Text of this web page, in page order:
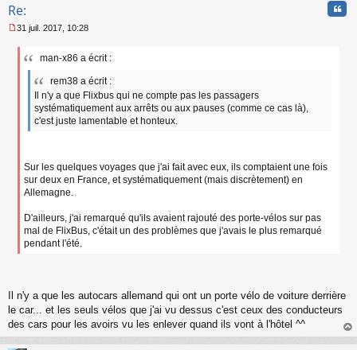
Re:
e
31 juil. 2017, 10:28
man-x86 a écrit :
rem38 a écrit :
Il n'y a que Flixbus qui ne compte pas les passagers
systématiquement aux arrêts ou aux pauses (comme ce cas là),
c'est juste lamentable et honteux.
Sur les quelques voyages que j'ai fait avec eux, ils comptaient une fois
sur deux en France, et systématiquement (mais discrètement) en
Allemagne.
D'ailleurs, j'ai remarqué qu'ils avaient rajouté des porte-vélos sur pas
mal de FlixBus, c'était un des problèmes que j'avais le plus remarqué
pendant l'été.
Il n'y a que les autocars allemand qui ont un porte vélo de voiture derrière
le car... et les seuls vélos que j'ai vu dessus c'est ceux des conducteurs
des cars pour les avoirs vu les enlever quand ils vont à l'hôtel ^^
au